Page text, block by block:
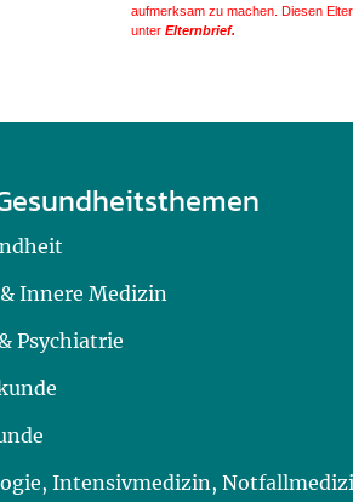
aufmerksam zu machen. Diesen
unter Elternbrief.
Innere Medizin
Psychiatrie
Intensivmedizin,